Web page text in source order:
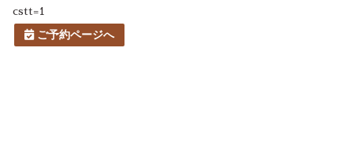
cstt=1
ご予約ページへ